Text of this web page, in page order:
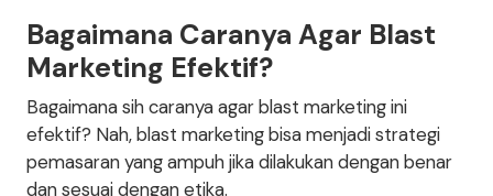
Bagaimana Caranya Agar Blast
Marketing Efektif?
Bagaimana sih caranya agar blast marketing ini
efektif? Nah, blast marketing bisa menjadi strategi
pemasaran yang ampuh jika dilakukan dengan benar
dan sesuai dengan etika.